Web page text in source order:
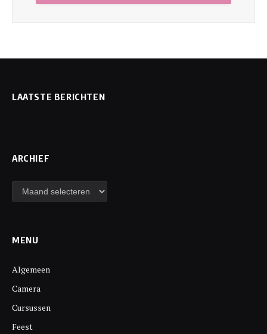
LAATSTE BERICHTEN
ARCHIEF
Archief
MENU
Algemeen
Camera
Cursussen
Feest